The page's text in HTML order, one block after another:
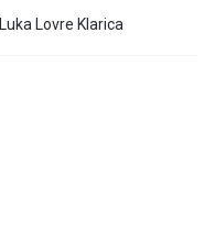
Luka Lovre Klarica